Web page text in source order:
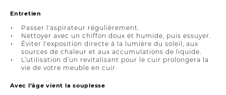
Entretien
Passer l'aspirateur régulièrement.
Nettoyer avec un chiffon doux et humide, puis essuyer.
Éviter l'exposition directe à la lumière du soleil, aux
sources de chaleur et aux accumulations de liquide.
L’utilisation d’un revitalisant pour le cuir prolongera la
vie de votre meuble en cuir.
Avec l’âge vient la souplesse